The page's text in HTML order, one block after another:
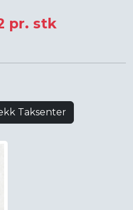
pr. stk
Taksenter